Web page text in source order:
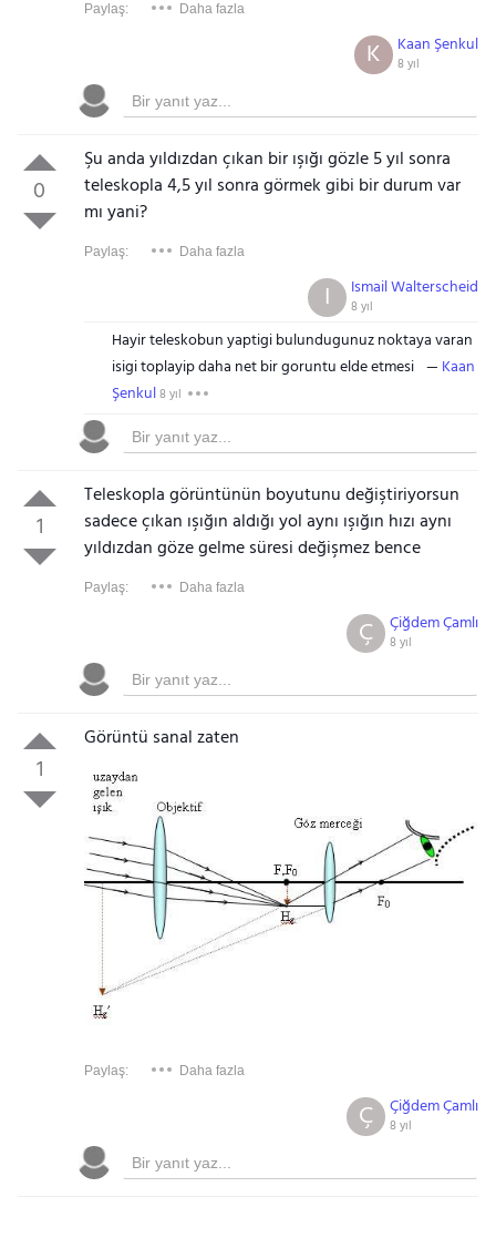
Paylaş: Daha fazla
Kaan Şenkul
8 yıl
K
0
Şu anda yıldızdan çıkan bir ışığı gözle 5 yıl sonra
teleskopla 4,5 yıl sonra görmek gibi bir durum var
mı yani?
Paylaş: Daha fazla
Ismail Walterscheid
8 yıl
I
Hayir teleskobun yaptigi bulundugunuz noktaya varan
isigi toplayip daha net bir goruntu elde etmesi
Kaan
Şenkul8 yıl
1
Teleskopla görüntünün boyutunu değiştiriyorsun
sadece çıkan ışığın aldığı yol aynı ışığın hızı aynı
yıldızdan göze gelme süresi değişmez bence
Paylaş: Daha fazla
Çiğdem Çamlı
8 yıl
Ç
1
Görüntü sanal zaten
Paylaş: Daha fazla
Çiğdem Çamlı
8 yıl
Ç